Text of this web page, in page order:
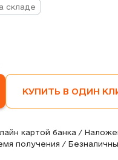
складе
КУПИТЬ В ОДИН
картой банка /
получения /